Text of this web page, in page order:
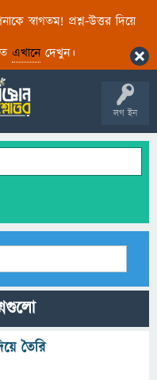
স্বাগতম! প্রশ্ন-উত্তর দিয়ে
এখানেদেখুন।
লগ ইন
তৈরি